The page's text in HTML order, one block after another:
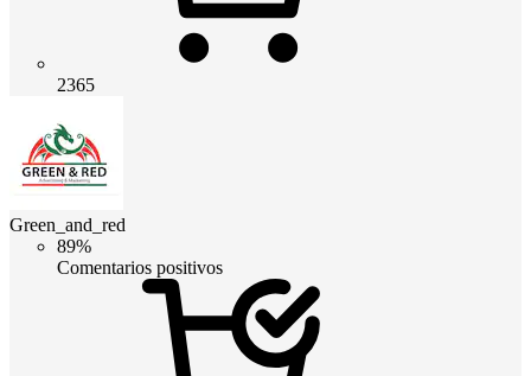
2365
Green_and_red
89%
Comentarios positivos